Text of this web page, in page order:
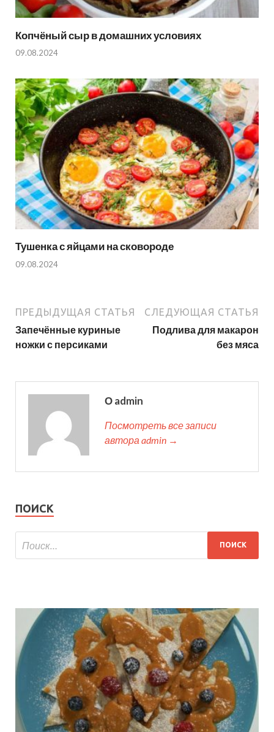
Копчёный сыр в домашних условиях
09.08.2024
Тушенка с яйцами на сковороде
09.08.2024
ПРЕДЫДУЩАЯ СТАТЬЯ
Запечённые куриные
ножки с персиками
СЛЕДУЮЩАЯ СТАТЬЯ
Подлива для макарон
без мяса
О admin
Посмотреть все записи
автора admin →
ПОИСК